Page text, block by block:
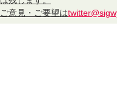
ご意見・ご要望は